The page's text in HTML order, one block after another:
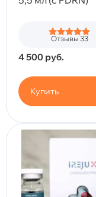
Отзывы 33
4 500 руб.
Купить